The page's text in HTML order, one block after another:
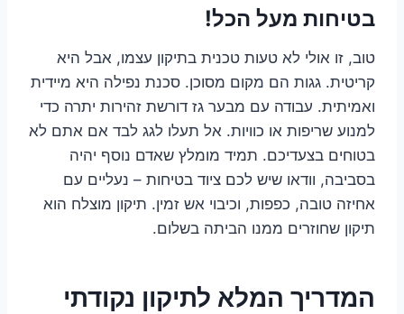
בטיחות מעל הכל!
טוב, זו אולי לא טעות טכנית בתיקון עצמו, אבל היא
קריטית. גגות הם מקום מסוכן. סכנת נפילה היא מיידית
ואמיתית. עבודה עם מבער גז דורשת זהירות יתרה כדי
למנוע שריפות או כוויות. אל תעלו לגג לבד אם אתם לא
בטוחים בצעדיכם. תמיד מומלץ שאדם נוסף יהיה
בסביבה, וודאו שיש לכם ציוד בטיחות – נעליים עם
אחיזה טובה, כפפות, וכיבוי אש זמין. תיקון מוצלח הוא
תיקון שחוזרים ממנו הביתה בשלום.
המדריך המלא לתיקון נקודתי